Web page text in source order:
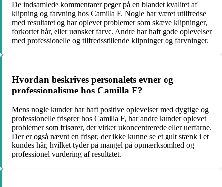
De indsamlede kommentarer peger på en blandet kvalitet af
klipning og farvning hos Camilla F. Nogle har været utilfredse
med resultatet og har oplevet problemer som skæve klipninger,
forkortet hår, eller uønsket farve. Andre har haft gode oplevelser
med professionelle og tilfredsstillende klipninger og farvninger.
Hvordan beskrives personalets evner og
professionalisme hos Camilla F?
Mens nogle kunder har haft positive oplevelser med dygtige og
professionelle frisører hos Camilla F, har andre kunder oplevet
problemer som frisører, der virker ukoncentrerede eller uerfarne.
Der er også nævnt en frisør, der ikke kunne se et gult stænk i et
kundes hår, hvilket tyder på mangel på opmærksomhed og
professionel vurdering af resultatet.